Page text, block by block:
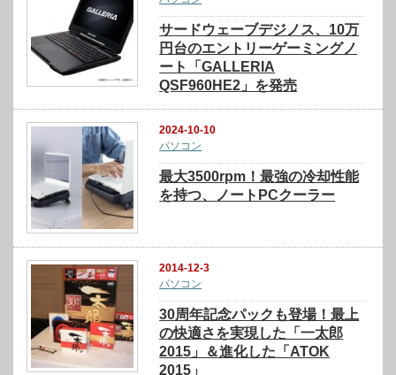
サードウェーブデジノス、10万
円台のエントリーゲーミングノ
ート「GALLERIA
QSF960HE2」を発売
2024-10-10
パソコン
最大3500rpm！最強の冷却性能
を持つ、ノートPCクーラー
2014-12-3
パソコン
30周年記念パックも登場！最上
の快適さを実現した「一太郎
2015」＆進化した「ATOK
2015」